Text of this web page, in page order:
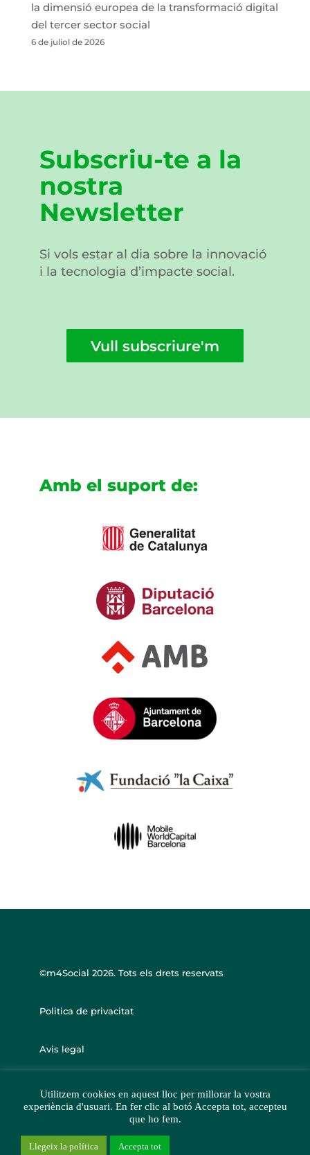
la dimensió europea de la transformació digital
del tercer sector social
6 de juliol de 2026
Subscriu-te a la
nostra
Newsletter
Si vols estar al dia sobre la innovació
i la tecnologia d’impacte social.
Vull subscriure'm
Amb el suport de:
©m4Social 2026. Tots els drets reservats
Politica de privacitat
Avis legal
Utilitzem cookies en aquest lloc per millorar la vostra
experiència d'usuari. En fer clic al botó Accepta tot, accepteu
que ho fem.
Llegeix la política Accepta tot